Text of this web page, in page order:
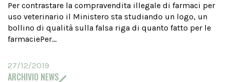
Per contrastare la compravendita illegale di farmaci per
uso veterinario il Ministero sta studiando un logo, un
bollino di qualità sulla falsa riga di quanto fatto per le
farmaciePer...
27/12/2019
ARCHIVIO NEWS